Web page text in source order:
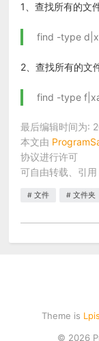
1、查找所有的文
find -type
2、查找所有的文
find -type
最后编辑时间为:
本文由
协议进行许可
可自由转载、引
文件 文件夹
Theme is
© 2026